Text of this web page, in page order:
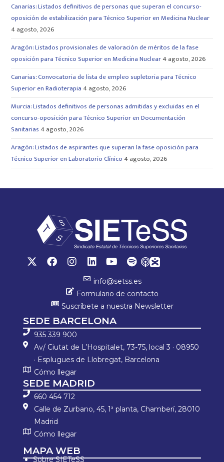
Canarias: Listados definitivos de personas que superan el concurso-
oposición de estabilización para Técnico Superior en Medicina Nuclear
4 agosto, 2026
Aragón: Listados provisionales de valoración de méritos de la fase
oposición para Técnico Superior en Medicina Nuclear4 agosto, 2026
Canarias: Convocatoria de lista de empleo supletoria para Técnico
Superior en Radioterapia 4 agosto, 2026
Murcia: Listados definitivos de personas admitidas y excluidas en el
concurso-oposición para Técnico Superior en Documentación
Sanitarias 4 agosto, 2026
Aragón: Listados de aspirantes que superan la fase oposición para
Técnico Superior en Laboratorio Clínico 4 agosto, 2026
info@setss.es
Formulario de contacto
Suscríbete a nuestra Newsletter
SEDE BARCELONA
935 339 900
Av/ Ciutat de L’Hospitalet, 73-75, local 3 · 08950
· Esplugues de Llobregat, Barcelona
Cómo llegar
SEDE MADRID
660 454 712
Calle de Zurbano, 45, 1ª planta, Chamberí, 28010
Madrid
Cómo llegar
MAPA WEB
Sobre SIETeSS